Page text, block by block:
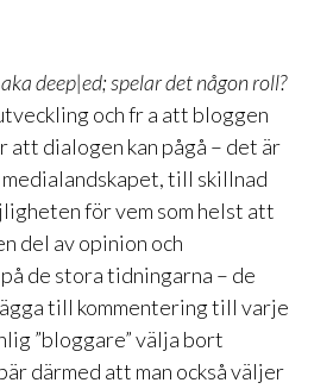
deep|ed; spelar det någon roll?
och fr a att bloggen
att dialogen kan pågå – det är
till skillnad
för vem som helst att
del av opinion och
de stora tidningarna – de
till kommentering till varje
”bloggare” välja bort
därmed att man också väljer